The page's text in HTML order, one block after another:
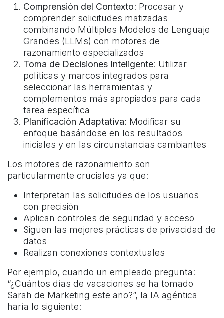
Comprensión del Contexto: Procesar y
comprender solicitudes matizadas
combinando Múltiples Modelos de Lenguaje
Grandes (LLMs) con motores de
razonamiento especializados
Toma de Decisiones Inteligente: Utilizar
políticas y marcos integrados para
seleccionar las herramientas y
complementos más apropiados para cada
tarea específica
Planificación Adaptativa: Modificar su
enfoque basándose en los resultados
iniciales y en las circunstancias cambiantes
Los motores de razonamiento son
particularmente cruciales ya que:
Interpretan las solicitudes de los usuarios
con precisión
Aplican controles de seguridad y acceso
Siguen las mejores prácticas de privacidad de
datos
Realizan conexiones contextuales
Por ejemplo, cuando un empleado pregunta:
“¿Cuántos días de vacaciones se ha tomado
Sarah de Marketing este año?”, la IA agéntica
haría lo siguiente: